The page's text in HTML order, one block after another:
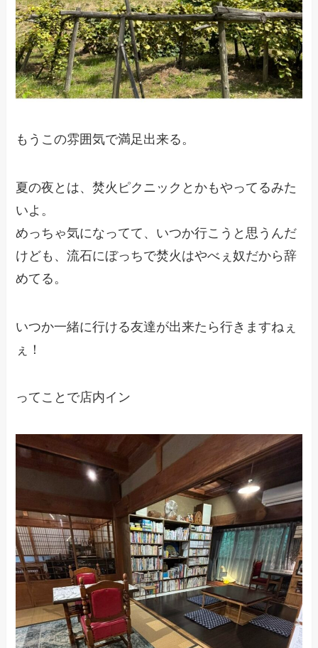
もうこの雰囲気で満足出来る。
夏の夜とは、焚火ピクニックとかもやってるみた
いよ。
めっちゃ気になってて、いつか行こうと思うんだ
けども、流石にぼっちで焚火はやべぇ奴だから辞
めてる。
いつか一緒に行ける友達が出来たら行きますねぇ
ぇ！
ってことで店内イン